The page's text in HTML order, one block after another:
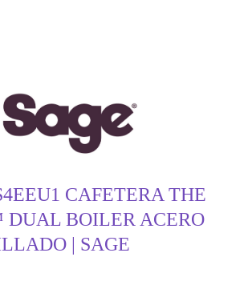
CAFETERA THE
BOILER ACERO
| SAGE